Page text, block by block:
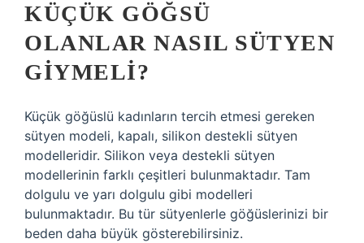
KÜÇÜK GÖĞSÜ
OLANLAR NASIL SÜTYEN
GIYMELI?
Küçük göğüslü kadınların tercih etmesi gereken
sütyen modeli, kapalı, silikon destekli sütyen
modelleridir. Silikon veya destekli sütyen
modellerinin farklı çeşitleri bulunmaktadır. Tam
dolgulu ve yarı dolgulu gibi modelleri
bulunmaktadır. Bu tür sütyenlerle göğüslerinizi bir
beden daha büyük gösterebilirsiniz.